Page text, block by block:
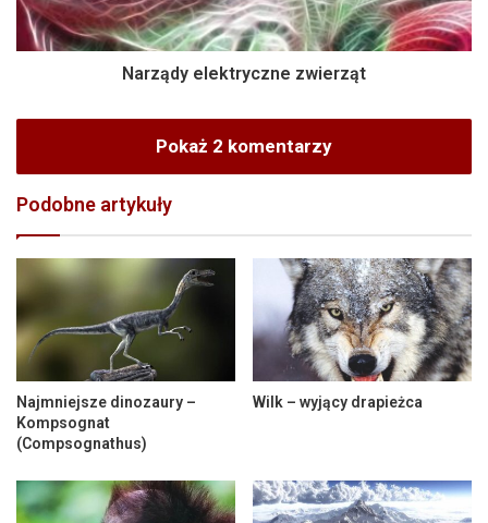
Narządy elektryczne zwierząt
Pokaż 2 komentarzy
Podobne artykuły
Najmniejsze dinozaury –
Kompsognat
(Compsognathus)
Wilk – wyjący drapieżca